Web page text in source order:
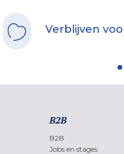
Verblijven
B2B
B2B
Jobs en stages